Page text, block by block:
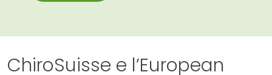
ChiroSuisse e l’European